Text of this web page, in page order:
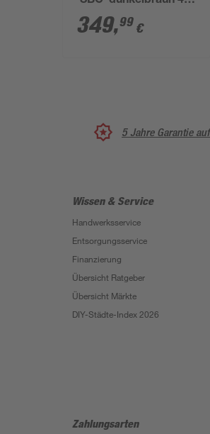
x 68 x 15,3 cm links
349,99 €
5 Jahre Garantie
Wissen & Service
Handwerksservice
Entsorgungsservice
Finanzierung
Übersicht Ratgeber
Übersicht Märkte
DIY-Städte-Index 2026
Zahlungsarten